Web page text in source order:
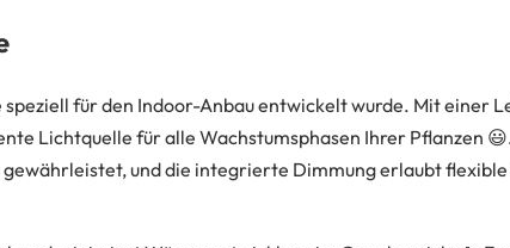
für den Indoor-Anbau entwickelt wurde. Mit einer
Lichtquelle für alle Wachstumsphasen Ihrer Pflanzen
und die integrierte Dimmung erlaubt flexible